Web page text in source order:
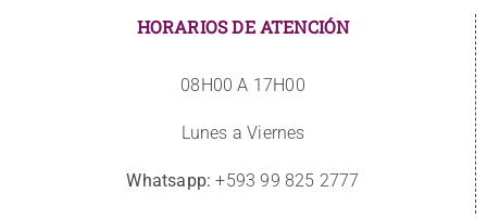
HORARIOS DE ATENCIÓN
08H00 A 17H00
Lunes a Viernes
Whatsapp: +593 99 825 2777